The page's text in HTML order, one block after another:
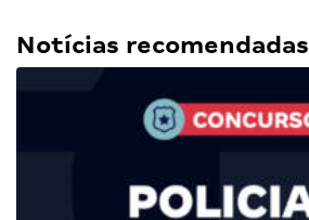
Notícias recomendadas